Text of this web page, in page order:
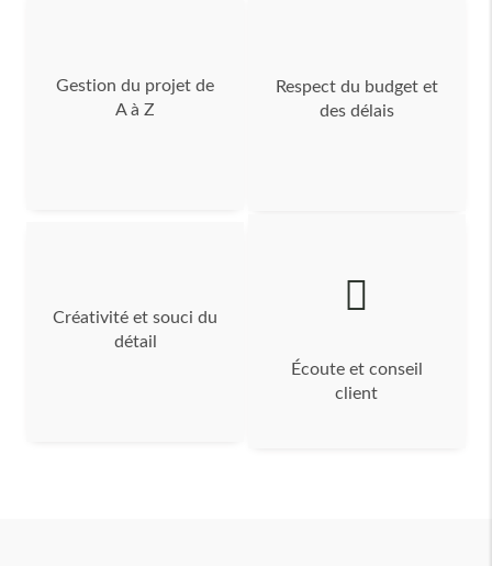
Gestion du projet de
A à Z
Respect du budget et
des délais
Créativité et souci du
détail
Écoute et conseil
client